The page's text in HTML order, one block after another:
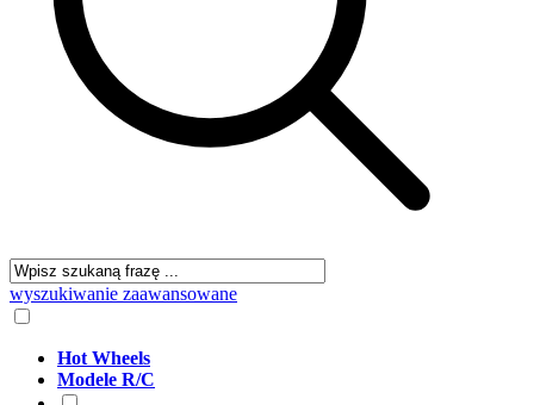
wyszukiwanie zaawansowane
Hot Wheels
Modele R/C